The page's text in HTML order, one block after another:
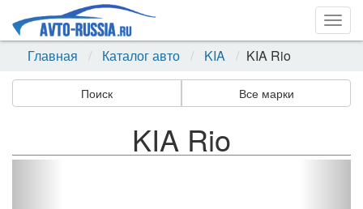
Главная
Каталог авто KIA KIA Rio
Поиск Все марки
KIA Rio